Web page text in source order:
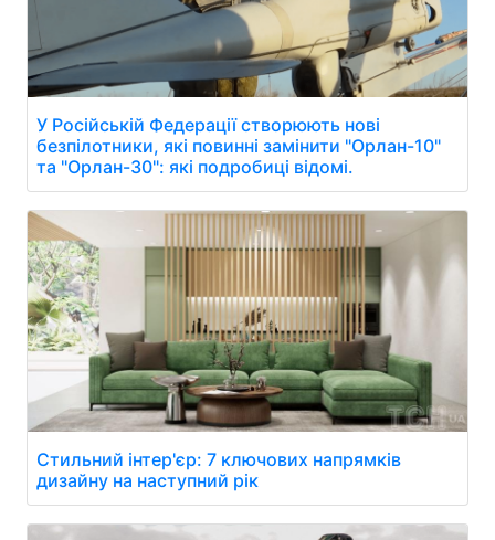
У Російській Федерації створюють нові
безпілотники, які повинні замінити "Орлан-10"
та "Орлан-30": які подробиці відомі.
Стильний інтер'єр: 7 ключових напрямків
дизайну на наступний рік